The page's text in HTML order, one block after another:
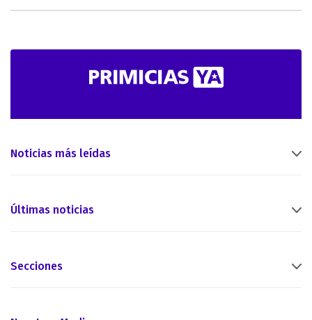
Noticias más leídas
Últimas noticias
Secciones